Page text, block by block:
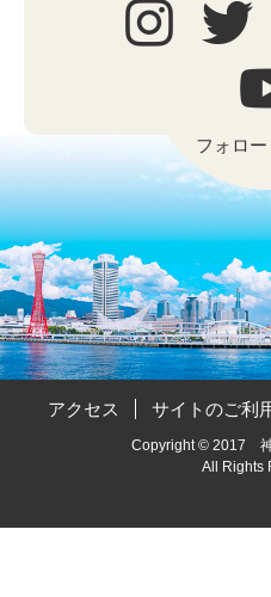
フォロー
アクセス サイトのご利
Copyright © 2017
All Rights